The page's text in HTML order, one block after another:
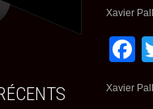
Xavier
Xavier